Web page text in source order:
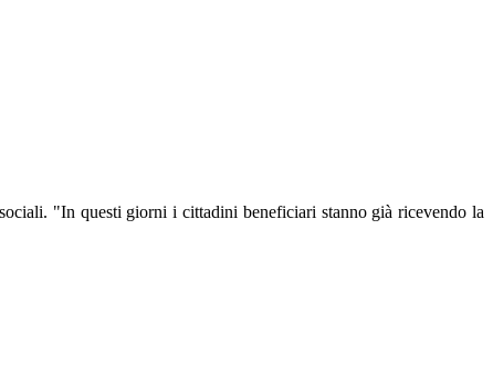
"In questi giorni i cittadini beneficiari stanno già ricevendo la